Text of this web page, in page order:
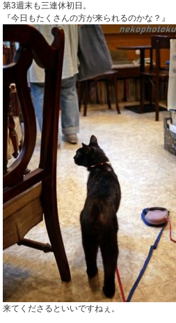
第3週末も三連休初日。
『今日もたくさんの方が来られるのかな？』
来てくださるといいですねぇ。